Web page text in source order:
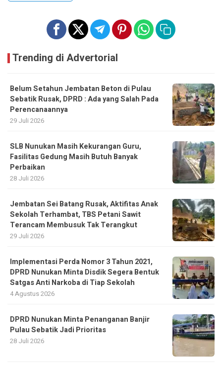
Trending di Advertorial
Belum Setahun Jembatan Beton di Pulau
Sebatik Rusak, DPRD : Ada yang Salah Pada
Perencanaannya
29 Juli 2026
SLB Nunukan Masih Kekurangan Guru,
Fasilitas Gedung Masih Butuh Banyak
Perbaikan
28 Juli 2026
Jembatan Sei Batang Rusak, Aktifitas Anak
Sekolah Terhambat, TBS Petani Sawit
Terancam Membusuk Tak Terangkut
29 Juli 2026
Implementasi Perda Nomor 3 Tahun 2021,
DPRD Nunukan Minta Disdik Segera Bentuk
Satgas Anti Narkoba di Tiap Sekolah
4 Agustus 2026
DPRD Nunukan Minta Penanganan Banjir
Pulau Sebatik Jadi Prioritas
28 Juli 2026